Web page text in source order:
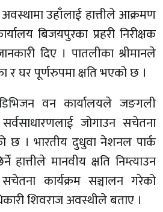
उहाँलाई हात्तीले आक्रमण
बिजयपुरका प्रहरी निरीक्षक
दिए । पातलीका श्रीमानले
र घर पूर्णरुपमा क्षति भएको छ ।
वन कार्यालयले जङगली
जोगाउन सचेतना
छ । भारतीय दुधुवा नेशनल पार्क
हात्तीले मानवीय क्षति निम्त्याउन
कार्यक्रम सञ्चालन गरेको
शिवराज अवस्थीले बताए ।